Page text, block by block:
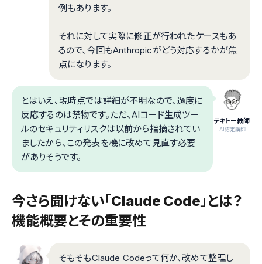
例もあります。
それに対して実際に修正が行われたケースもあ
るので、今回もAnthropicがどう対応するかが焦
点になります。
テキトー教師
.AI認定講師
とはいえ、現時点では詳細が不明なので、過度に
反応するのは禁物です。ただ、AIコード生成ツー
ルのセキュリティリスクは以前から指摘されてい
ましたから、この発表を機に改めて見直す必要
がありそうです。
今さら聞けない「Claude Code」とは？
機能概要とその重要性
そもそもClaude Codeって何か、改めて整理し